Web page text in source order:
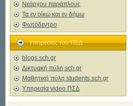
Νεάρχου παράπλους
Τα εν οίκω και εν δήμω
Φωτόδεντρο
Υπηρεσίες του ΠΣΔ
blogs.sch.gr
Δικτυακή πύλη sch.gr
Μαθητική πύλη students.sch.gr
Υπηρεσία video ΠΣΔ